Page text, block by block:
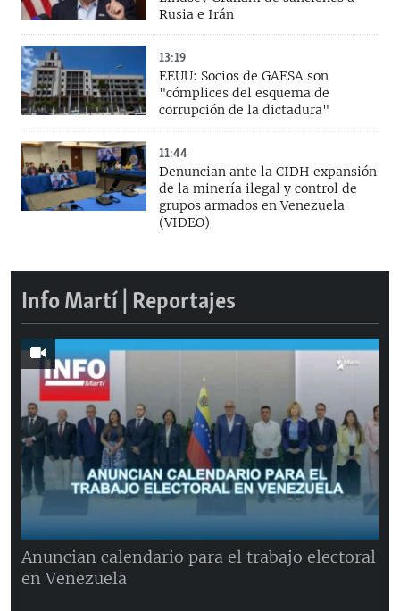
Rusia e Irán
13:19
EEUU: Socios de GAESA son
"cómplices del esquema de
corrupción de la dictadura"
11:44
Denuncian ante la CIDH expansión
de la minería ilegal y control de
grupos armados en Venezuela
(VIDEO)
Info Martí | Reportajes
Anuncian calendario para el trabajo electoral
en Venezuela